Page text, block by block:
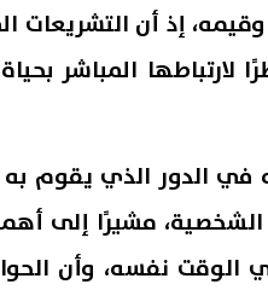
إذ أن التشريعات
لارتباطها المباشر
في الدور الذي يقوم
الشخصية، مشيرًا إلى
الوقت نفسه، وأن